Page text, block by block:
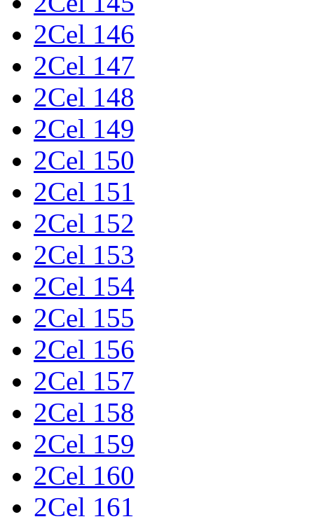
2Cel 146
2Cel 147
2Cel 148
2Cel 149
2Cel 150
2Cel 151
2Cel 152
2Cel 153
2Cel 154
2Cel 155
2Cel 156
2Cel 157
2Cel 158
2Cel 159
2Cel 160
2Cel 161